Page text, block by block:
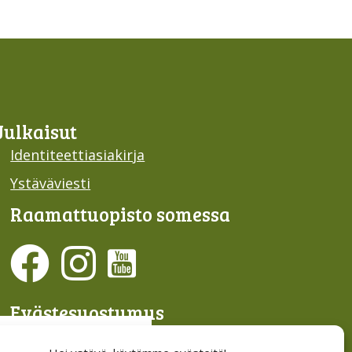
Identiteettiasiakirja
Ystäväviesti
Raamattu­opisto somessa
Evästesuostumus